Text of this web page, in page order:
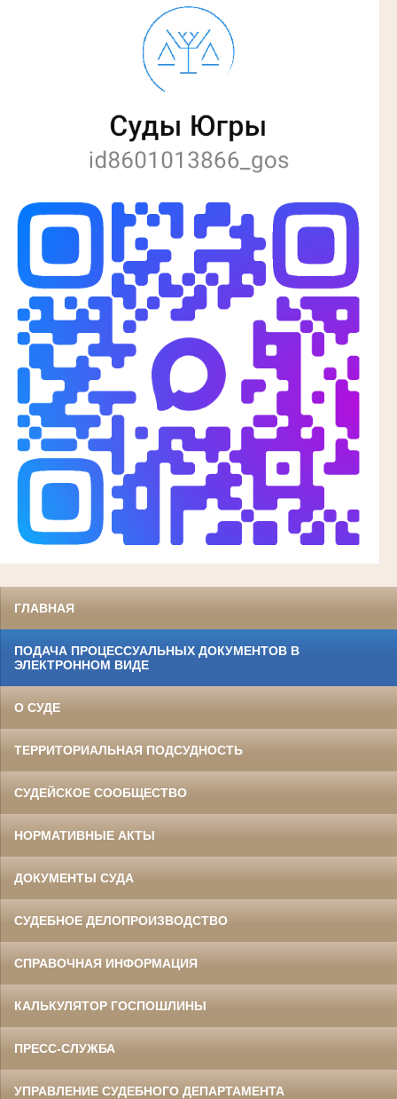
ГЛАВНАЯ
ПОДАЧА ПРОЦЕССУАЛЬНЫХ ДОКУМЕНТОВ В
ЭЛЕКТРОННОМ ВИДЕ
О СУДЕ
ТЕРРИТОРИАЛЬНАЯ ПОДСУДНОСТЬ
СУДЕЙСКОЕ СООБЩЕСТВО
НОРМАТИВНЫЕ АКТЫ
ДОКУМЕНТЫ СУДА
СУДЕБНОЕ ДЕЛОПРОИЗВОДСТВО
СПРАВОЧНАЯ ИНФОРМАЦИЯ
КАЛЬКУЛЯТОР ГОСПОШЛИНЫ
ПРЕСС-СЛУЖБА
УПРАВЛЕНИЕ СУДЕБНОГО ДЕПАРТАМЕНТА